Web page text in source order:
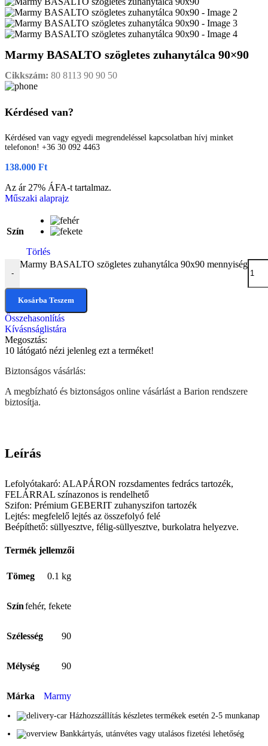
Marmy BASALTO szögletes zuhanytálca 90×90
Cikkszám: 80 8113 90 90 50
Kérdésed van?
Kérdésed van vagy egyedi megrendeléssel kapcsolatban hívj minket
telefonon! +36 30 092 4463
138.000 Ft
Az ár 27% ÁFA-t tartalmaz.
Műszaki alaprajz
Szín
Törlés
-
Marmy BASALTO szögletes zuhanytálca 90x90 mennyiség
Kosárba Teszem
Összehasonlítás
Kívásnságlistára
Megosztás:
10 látógató nézi jelenleg ezt a terméket!
Biztonságos vásárlás:
A megbízható és biztonságos online vásárlást a Barion rendszere
biztosítja.
Leírás
Lefolyótakaró: ALAPÁRON rozsdamentes fedrács tartozék,
FELÁRRAL színazonos is rendelhető
Szifon: Prémium GEBERIT zuhanyszifon tartozék
Lejtés: megfelelő lejtés az összefolyó felé
Beépíthető: süllyesztve, félig-süllyesztve, burkolatra helyezve.
Termék jellemzői
Tömeg 0.1 kg
Színfehér, fekete
Szélesség 90
Mélység 90
Márka Marmy
Házhozszállítás készletes termékek esetén 2-5 munkanap
Bankkártyás, utánvétes vagy utalásos fizetési lehetőség